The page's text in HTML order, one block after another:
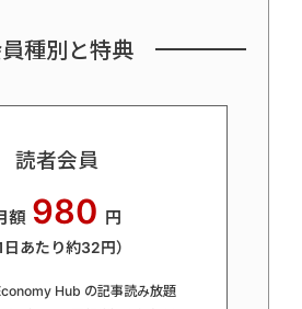
種別と特典
読者会員
額 980 円
1日あたり約32円）
Hub の記事読み放題